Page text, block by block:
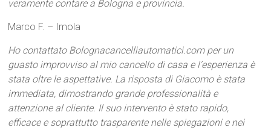
veramente contare a Bologna e provincia.
Marco F. – Imola
Ho contattato Bolognacancelliautomatici.com per un
guasto improvviso al mio cancello di casa e l’esperienza è
stata oltre le aspettative. La risposta di Giacomo è stata
immediata, dimostrando grande professionalità e
attenzione al cliente. Il suo intervento è stato rapido,
efficace e soprattutto trasparente nelle spiegazioni e nei